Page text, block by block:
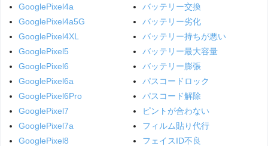
GooglePixel4a
GooglePixel4a5G
GooglePixel4XL
GooglePixel5
GooglePixel6
GooglePixel6a
GooglePixel6Pro
GooglePixel7
GooglePixel7a
GooglePixel8
バッテリー交換
バッテリー劣化
バッテリー持ちが悪い
バッテリー最大容量
バッテリー膨張
パスコードロック
パスコード解除
ピントが合わない
フィルム貼り代行
フェイスID不良